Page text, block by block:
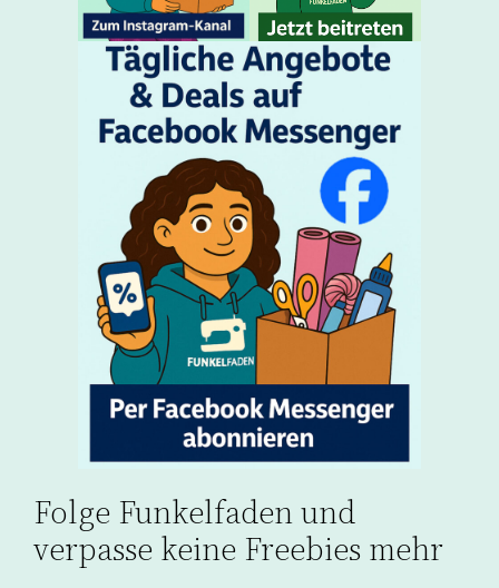
Folge Funkelfaden und
verpasse keine Freebies mehr